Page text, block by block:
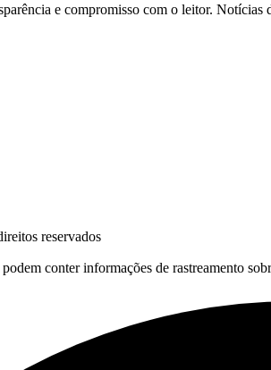
e compromisso com o leitor.
reservados
conter informações de rastreamento